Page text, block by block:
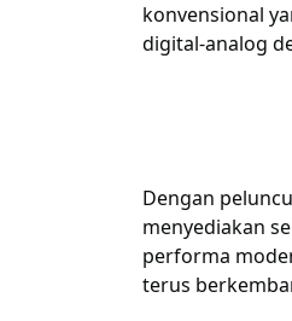
konvensional
digital-analog
Dengan
menyediakan
performa
terus